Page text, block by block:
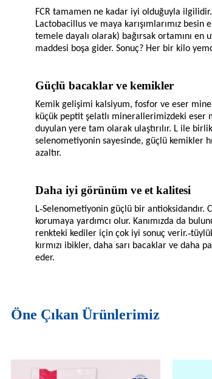
FCR tamamen ne kadar iyi olduğuyla ilgilidir.
Lactobacillus ve maya karışımlarımız
temele dayalı olarak) bağırsak ortamını
maddesi boşa gider. Sonuç? Her bir kilo
Güçlü bacaklar ve kemikler
Kemik gelişimi kalsiyum, fosfor ve eser
küçük peptit şelatlı minerallerimizdeki
duyulan yere tam olarak ulaştırılır. L ile
selenometiyonin sayesinde, güçlü kemikler
azaltır.
Daha iyi görünüm ve et kalitesi
L-Selenometiyonin güçlü bir
korumaya yardımcı olur. Kanımızda da
renkteki kediler için çok iyi sonuç verir.-tüylü
kırmızı ibikler, daha sarı bacaklar ve daha
eder.
Öne Çıkan Ürünlerimiz